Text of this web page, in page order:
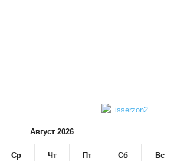
Август 2026
Ср Чт Пт Сб Вс